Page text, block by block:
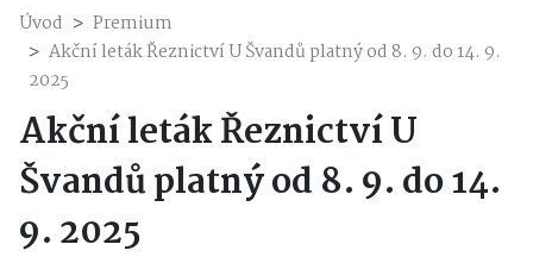
Úvod
Premium
Akční leták Řeznictví U Švandů platný od 8. 9. do 14. 9.
2025
Akční leták Řeznictví U
Švandů platný od 8. 9. do 14.
9. 2025